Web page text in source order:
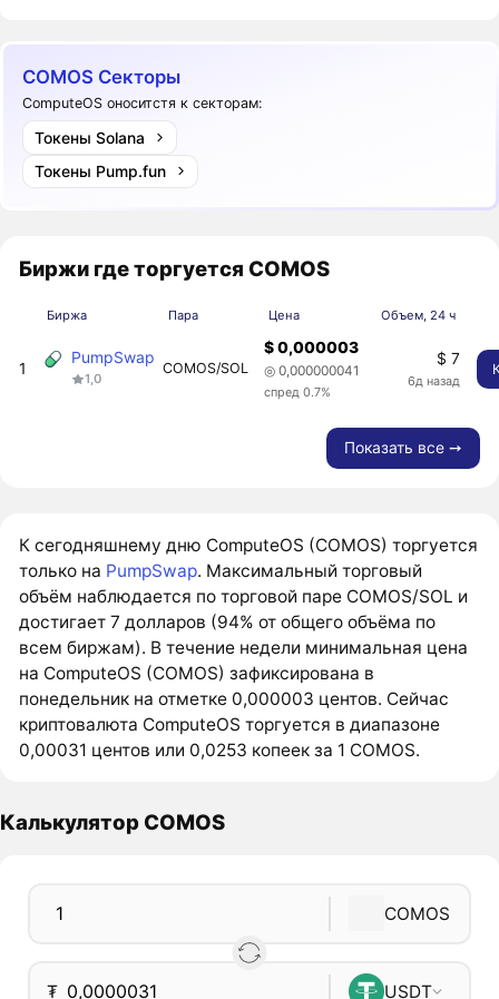
COMOS Секторы
ComputeOS оноситстя к секторам:
Токены Solana
Токены Pump.fun
Биржи где торгуется COMOS
Биржа Пара Цена Объем, 24 ч
1
PumpSwap
1,0
COMOS/SOL
$ 0,000003
◎ 0,000000041
спред 0.7%
$ 7
6д назад
Показать все ➙
К сегодняшнему дню ComputeOS (COMOS) торгуется
только на PumpSwap. Максимальный торговый
объём наблюдается по торговой паре COMOS/SOL и
достигает 7 долларов (94% от общего объёма по
всем биржам). В течение недели минимальная цена
на ComputeOS (COMOS) зафиксирована в
понедельник на отметке 0,000003 центов. Сейчас
криптовалюта ComputeOS торгуется в диапазоне
0,00031 центов или 0,0253 копеек за 1 COMOS.
Калькулятор COMOS
COMOS
₮ USDT